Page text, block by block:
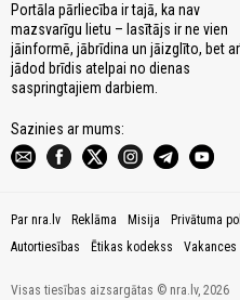
Portāla pārliecība ir tajā, ka nav
mazsvarīgu lietu – lasītājs ir ne vien
jāinformē, jābrīdina un jāizglīto, bet
jādod brīdis atelpai no dienas
saspringtajiem darbiem.
Sazinies ar mums:
Par nra.lv Reklāma Misija Privātuma
Autortiesības
Ētikas kodekss Vakances
Visas tiesības aizsargātas © nra.lv, 2026